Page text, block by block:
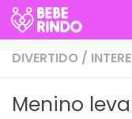
Skip to content
DIVERTIDO /
Menino